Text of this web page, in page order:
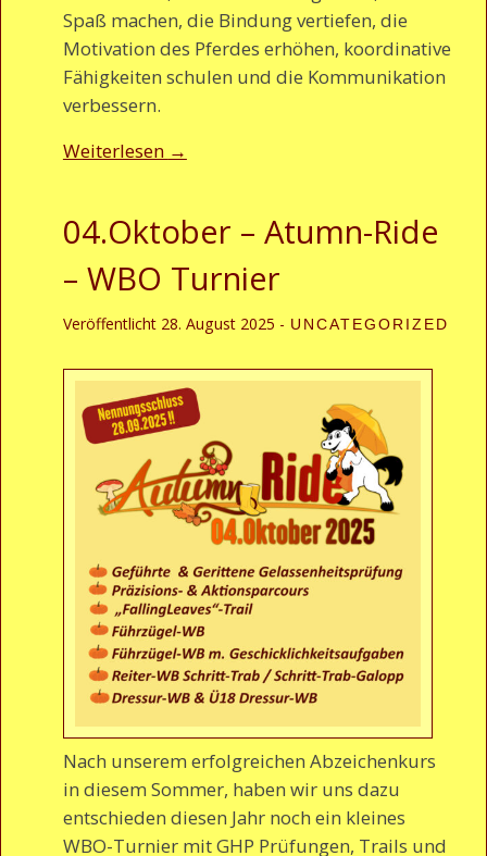
Spaß machen, die Bindung vertiefen, die
Motivation des Pferdes erhöhen, koordinative
Fähigkeiten schulen und die Kommunikation
verbessern.
Weiterlesen →
04.Oktober – Atumn-Ride
– WBO Turnier
Veröffentlicht 28. August 2025 - UNCATEGORIZED
Nach unserem erfolgreichen Abzeichenkurs
in diesem Sommer, haben wir uns dazu
entschieden diesen Jahr noch ein kleines
WBO-Turnier mit GHP Prüfungen, Trails und